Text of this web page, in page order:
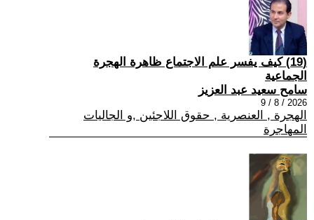
(19) كيف يفسر علم الاجتماع ظاهرة الهجرة
الجماعية
سامح سعيد عبد العزيز
2026 / 8 / 9
الهجرة , العنصرية , حقوق اللاجئين ,و الجاليات
المهاجرة